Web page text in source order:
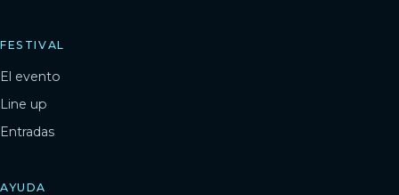
FESTIVAL
El evento
Line up
Entradas
AYUDA